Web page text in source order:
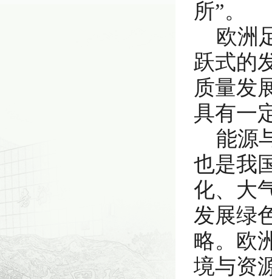
所”。
欧洲
跃式的
质量发
具有一
能源
也是我
化、大
发展绿
略。欧
境与资